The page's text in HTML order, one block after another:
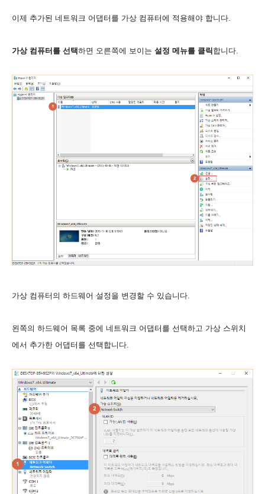
이제 추가된 네트워크 어댑터를 가상 컴퓨터에 적용해야 합니다.
가상 컴퓨터를 선택하면 오른쪽에 보이는 설정 메뉴를 클릭 합니다.
가상 컴퓨터의 하드웨어 설정을 변경할 수 있습니다.
왼쪽의 하드웨어 목록 중에 네트워크 어댑터를 선택하고 가상 스위치
에서 추가한 어댑터를 선택합니다.